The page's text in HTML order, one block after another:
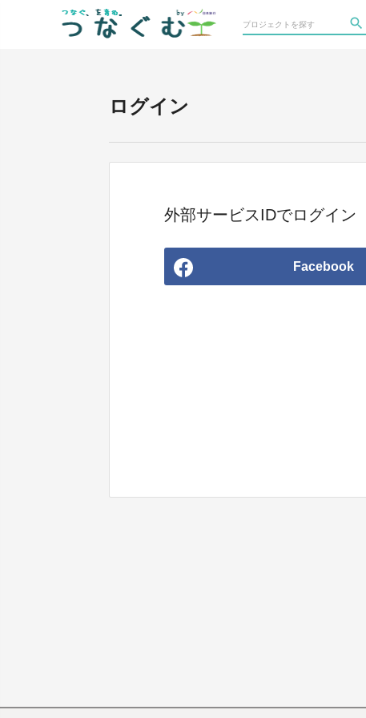
ログイン
外部サービスIDでログイン
Facebook